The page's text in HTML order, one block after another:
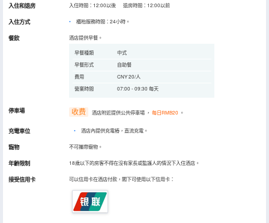
入住和退房 入住時間：12:00以後 退房時間：12:00以前
入住方式 櫃枱服務時間：24小時。
餐飲 酒店提供早餐。
早餐種類
中式
早餐形式
自助餐
費用
CNY 20/人
營業時間
07:00 - 09:30 每天
停車場 收费 酒店附近提供公共停車場 ， 每日RMB20 。
充電車位 • 酒店內提供充電樁，直流充電。
寵物 不可攜帶寵物。
年齡限制 18歲以下的房客不得在沒有家長或監護人的情況下入住酒店。
接受信用卡 可以信用卡在酒店付款，閣下可使用以下信用卡：